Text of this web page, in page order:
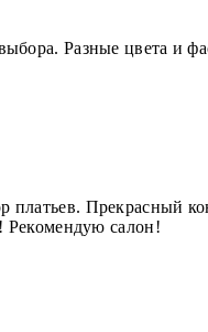
Разные цвета и
Прекрасный
Рекомендую салон!